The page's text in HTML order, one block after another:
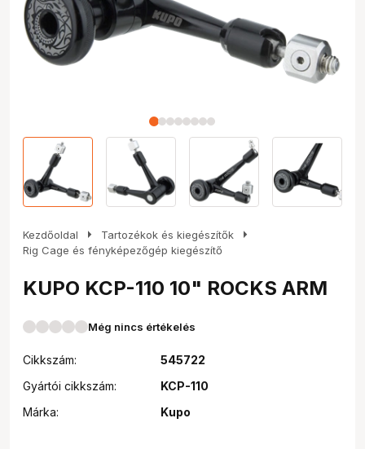
Kezdőoldal arrow_right Tartozékok és kiegészítők arrow_right
Rig Cage és fényképezőgép kiegészítő
KUPO KCP-110 10" ROCKS ARM
Még nincs értékelés
Cikkszám:
545722
Gyártói cikkszám:
KCP-110
Márka:
Kupo